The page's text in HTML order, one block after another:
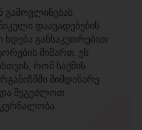
გამოვლინებას
დაავადებების
ხდება განსაკუთრებით
მიმართ. ეს
რომ საქმის
მიმდინარე
და შეგეძლოთ